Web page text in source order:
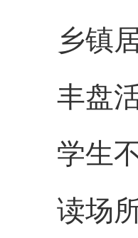
乡镇
丰盘
学生
读场